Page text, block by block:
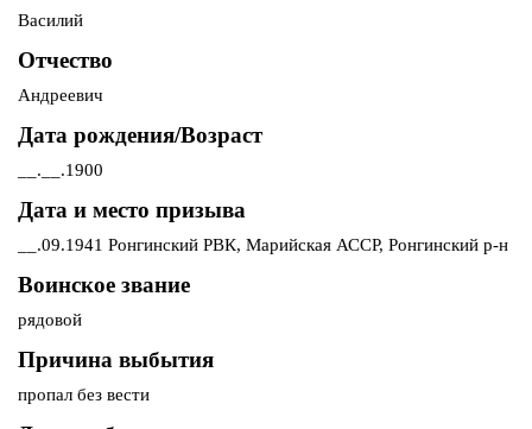
Василий
Отчество
Андреевич
Дата рождения/Возраст
__.__.1900
Дата и место призыва
__.09.1941 Ронгинский РВК, Марийская АССР, Ронгинский р-н
Воинское звание
рядовой
Причина выбытия
пропал без вести